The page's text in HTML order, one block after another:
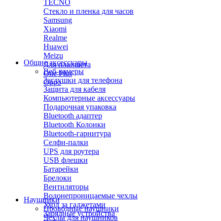
TECNO
Стекло и пленка для часов
Samsung
Xiaomi
Realme
Huawei
Meizu
Для планшета
One Plus
Oppo
Общие аксессуары
Веб-камеры
Заглушки для телефона
Защита для кабеля
Компьютерные аксессуары
Подарочная упаковка
Bluetooth адаптер
Bluetooth Колонки
Bluetooth-гарнитура
Селфи-палки
UPS для роутера
USB флешки
Батарейки
Брелоки
Вентиляторы
Водонепроницаемые чехлы
Уход за гаджетами
Зарядные устройства
Наушники
Проводные наушники
Чехлы для наушников